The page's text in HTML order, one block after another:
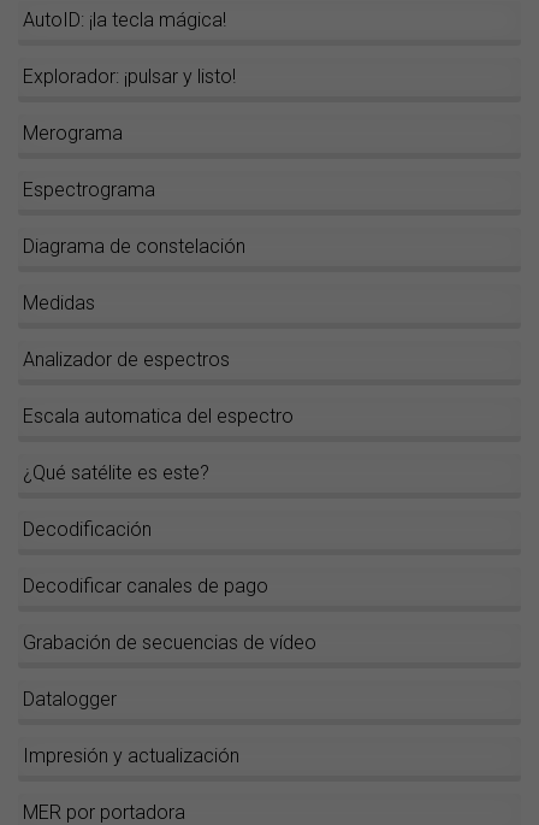
AutoID: ¡la tecla mágica!
Explorador: ¡pulsar y listo!
Merograma
Espectrograma
Diagrama de constelación
Medidas
Analizador de espectros
Escala automatica del espectro
¿Qué satélite es este?
Decodificación
Decodificar canales de pago
Grabación de secuencias de vídeo
Datalogger
Impresión y actualización
MER por portadora